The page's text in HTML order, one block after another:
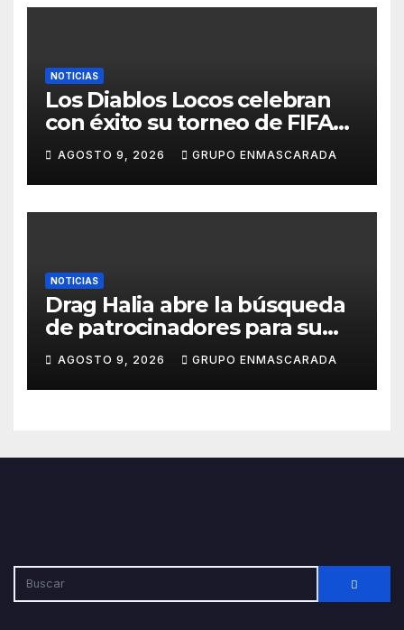
NOTICIAS
Los Diablos Locos celebran
con éxito su torneo de FIFA
durante el verano
AGOSTO 9, 2026 GRUPO ENMASCARADA
NOTICIAS
Drag Halia abre la búsqueda
de patrocinadores para su
participación en el Carnaval
de Las Palmas de Gran
Canaria 2027
AGOSTO 9, 2026 GRUPO ENMASCARADA